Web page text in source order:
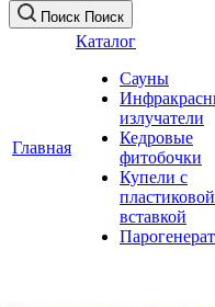
Поиск Поиск
Главная
Каталог
Сауны
излучатели
Кедровые
фитобочки
Купели с
пластиковой
вставкой